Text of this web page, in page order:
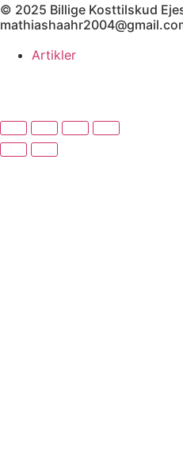
© 2025 Billige Kosttilskud
Artikler